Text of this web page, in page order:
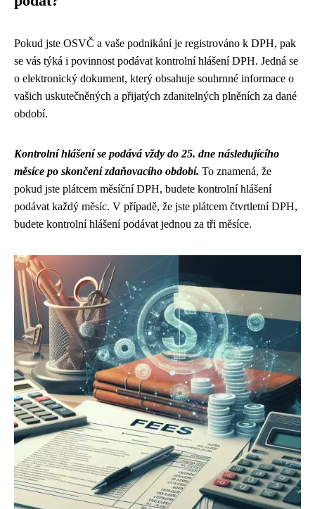
Pokud jste OSVČ a vaše podnikání je registrováno k DPH, pak
se vás týká i povinnost podávat kontrolní hlášení DPH. Jedná se
o elektronický dokument, který obsahuje souhrnné informace o
vašich uskutečněných a přijatých zdanitelných plněních za dané
období.
Kontrolní hlášení se podává vždy do 25. dne následujícího
měsíce po skončení zdaňovacího období. To znamená, že
pokud jste plátcem měsíční DPH, budete kontrolní hlášení
podávat každý měsíc. V případě, že jste plátcem čtvrtletní DPH,
budete kontrolní hlášení podávat jednou za tři měsíce.